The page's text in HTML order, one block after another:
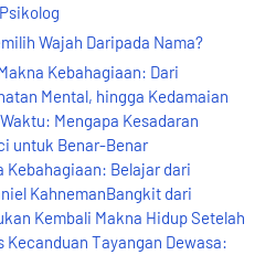
Wajah Daripada Nama?
Kebahagiaan: Dari
Mental, hingga Kedamaian
Mengapa Kesadaran
untuk Benar-Benar
Kebahagiaan: Belajar dari
KahnemanBangkit dari
Kembali Makna Hidup Setelah
Kecanduan Tayangan Dewasa: